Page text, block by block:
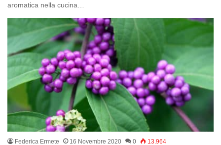
aromatica nella cucina…
Federica Ermete 16 Novembre 2020 0 13.964